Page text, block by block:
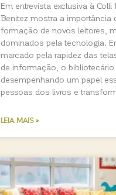
Em entrevista exclusiva à Colli
Benitez mostra a importância
formação de novos leitores,
dominados pela tecnologia.
marcado pela rapidez das
de informação, o bibliotecário
desempenhando um papel
pessoas dos livros e
LEIA MAIS »